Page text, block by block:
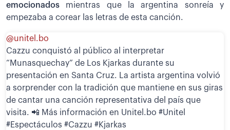
emocionados mientras que la argentina sonreía y
empezaba a corear las letras de esta canción.
@unitel.bo
Cazzu conquistó al público al interpretar
“Munasquechay” de Los Kjarkas durante su
presentación en Santa Cruz. La artista argentina volvió
a sorprender con la tradición que mantiene en sus giras
de cantar una canción representativa del país que
visita. 📲 Más información en Unitel.bo #Unitel
#Espectáculos #Cazzu #Kjarkas